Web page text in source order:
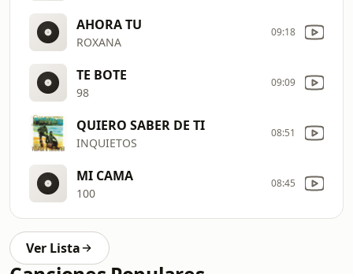
AHORA TU
ROXANA
09:18
TE BOTE
98
09:09
QUIERO SABER DE TI
INQUIETOS
08:51
MI CAMA
100
08:45
Ver Lista